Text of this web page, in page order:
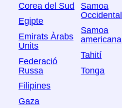
Corea del Sud
Egipte
Emirats Àrabs
Units
Federació
Russa
Filipines
Gaza
Samoa
Occidental
Samoa
americana
Tahití
Tonga